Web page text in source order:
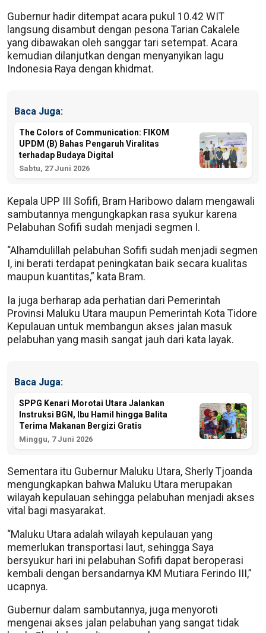
Gubernur hadir ditempat acara pukul 10.42 WIT
langsung disambut dengan pesona Tarian Cakalele
yang dibawakan oleh sanggar tari setempat. Acara
kemudian dilanjutkan dengan menyanyikan lagu
Indonesia Raya dengan khidmat.
Baca Juga:
The Colors of Communication: FIKOM
UPDM (B) Bahas Pengaruh Viralitas
terhadap Budaya Digital
Sabtu, 27 Juni 2026
Kepala UPP III Sofifi, Bram Haribowo dalam mengawali
sambutannya mengungkapkan rasa syukur karena
Pelabuhan Sofifi sudah menjadi segmen I.
“Alhamdulillah pelabuhan Sofifi sudah menjadi segmen
I, ini berati terdapat peningkatan baik secara kualitas
maupun kuantitas,” kata Bram.
Ia juga berharap ada perhatian dari Pemerintah
Provinsi Maluku Utara maupun Pemerintah Kota Tidore
Kepulauan untuk membangun akses jalan masuk
pelabuhan yang masih sangat jauh dari kata layak.
Baca Juga:
SPPG Kenari Morotai Utara Jalankan
Instruksi BGN, Ibu Hamil hingga Balita
Terima Makanan Bergizi Gratis
Minggu, 7 Juni 2026
Sementara itu Gubernur Maluku Utara, Sherly Tjoanda
mengungkapkan bahwa Maluku Utara merupakan
wilayah kepulauan sehingga pelabuhan menjadi akses
vital bagi masyarakat.
“Maluku Utara adalah wilayah kepulauan yang
memerlukan transportasi laut, sehingga Saya
bersyukur hari ini pelabuhan Sofifi dapat beroperasi
kembali dengan bersandarnya KM Mutiara Ferindo III,”
ucapnya.
Gubernur dalam sambutannya, juga menyoroti
mengenai akses jalan pelabuhan yang sangat tidak